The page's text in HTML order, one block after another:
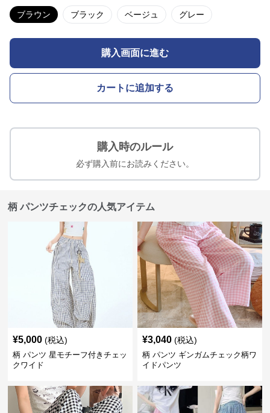
ブラウン ブラック ベージュ グレー
購入画面に進む
カートに追加する
購入時のルール
必ず購入前にお読みください。
柄 パンツチェックの人気アイテム
¥5,000 (税込)
柄 パンツ 星モチーフ付きチェッ
クワイド
¥3,040 (税込)
柄 パンツ ギンガムチェック柄ワ
イドパンツ